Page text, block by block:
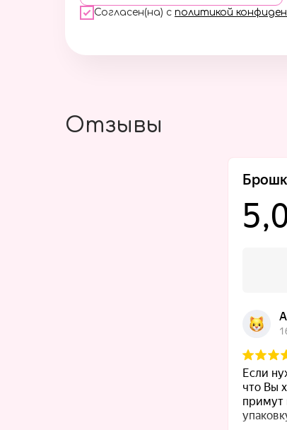
Согласен(на) с политикой
Отзывы